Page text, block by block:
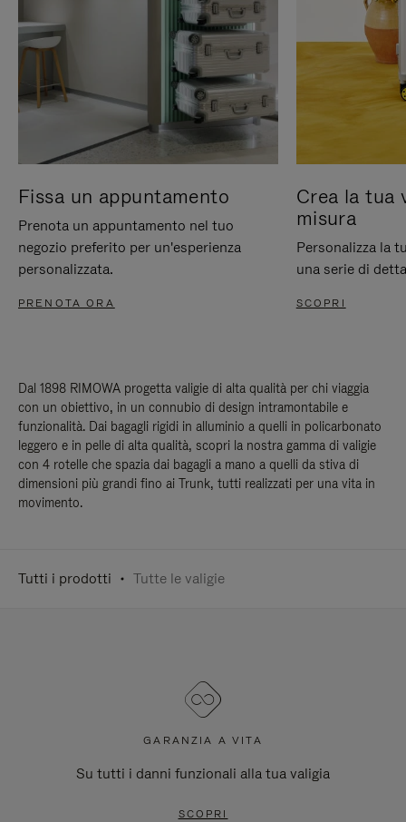
Fissa un appuntamento
Prenota un appuntamento nel tuo
negozio preferito per un'esperienza
personalizzata.
PRENOTA ORA
Crea la tua
misura
Personalizza la
una serie di
SCOPRI
Dal 1898 RIMOWA progetta valigie di alta qualità per chi viaggia
con un obiettivo, in un connubio di design intramontabile e
funzionalità. Dai bagagli rigidi in alluminio a quelli in policarbonato
leggero e in pelle di alta qualità, scopri la nostra gamma di valigie
con 4 rotelle che spazia dai bagagli a mano a quelli da stiva di
dimensioni più grandi fino ai Trunk, tutti realizzati per una vita in
movimento.
Tutti i prodotti Tutte le valigie
GARANZIA A VITA
Su tutti i danni funzionali alla tua valigia
SCOPRI